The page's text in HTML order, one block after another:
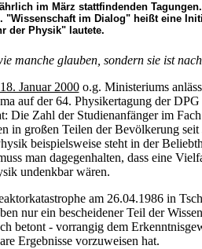
im März stattfindenden
im Dialog" heißt eine
der Physik" lautete.
manche glauben, sondern sie ist
Januar 2000o.g. Ministeriums
auf der 64. Physikertagung der
Die Zahl der Studienanfänger im
in großen Teilen der Bevölkerung
beispielsweise steht in der
man dagegenhalten, dass eine
undenkbar wären.
am 26.04.1986 in
nur ein bescheidener Teil der
betont - vorrangig dem
Ergebnisse vorzuweisen hat.